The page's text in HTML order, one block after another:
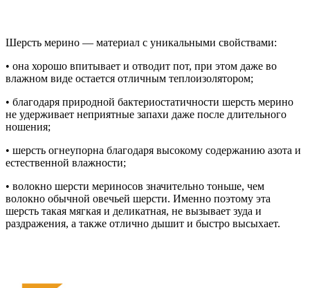
Шерсть мерино — материал с уникальными свойствами:
• она хорошо впитывает и отводит пот, при этом даже во
влажном виде остается отличным теплоизолятором;
• благодаря природной бактериостатичности шерсть мерино
не удерживает неприятные запахи даже после длительного
ношения;
• шерсть огнеупорна благодаря высокому содержанию азота и
естественной влажности;
• волокно шерсти мериносов значительно тоньше, чем
волокно обычной овечьей шерсти. Именно поэтому эта
шерсть такая мягкая и деликатная, не вызывает зуда и
раздражения, а также отлично дышит и быстро высыхает.